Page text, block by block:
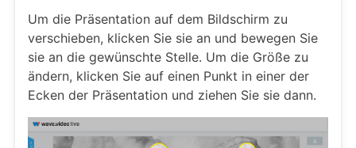
Um die Präsentation auf dem Bildschirm zu
verschieben, klicken Sie sie an und bewegen Sie
sie an die gewünschte Stelle. Um die Größe zu
ändern, klicken Sie auf einen Punkt in einer der
Ecken der Präsentation und ziehen Sie sie dann.